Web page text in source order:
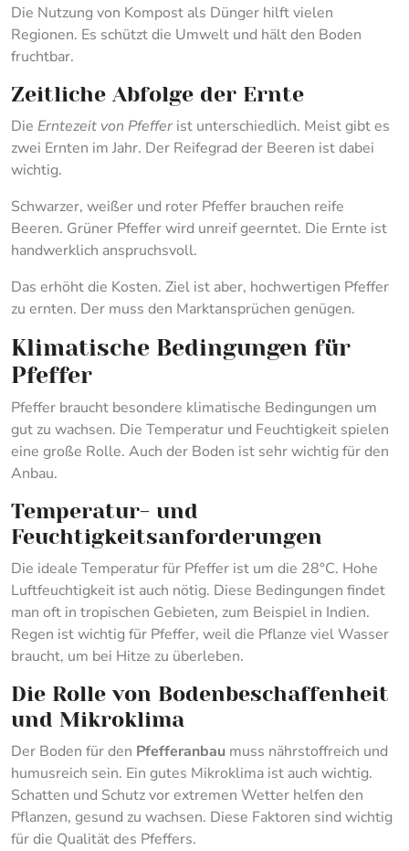
Die Nutzung von Kompost als Dünger hilft vielen
Regionen. Es schützt die Umwelt und hält den Boden
fruchtbar.
Zeitliche Abfolge der Ernte
Die Erntezeit von Pfeffer ist unterschiedlich. Meist gibt es
zwei Ernten im Jahr. Der Reifegrad der Beeren ist dabei
wichtig.
Schwarzer, weißer und roter Pfeffer brauchen reife
Beeren. Grüner Pfeffer wird unreif geerntet. Die Ernte ist
handwerklich anspruchsvoll.
Das erhöht die Kosten. Ziel ist aber, hochwertigen Pfeffer
zu ernten. Der muss den Marktansprüchen genügen.
Klimatische Bedingungen für
Pfeffer
Pfeffer braucht besondere klimatische Bedingungen um
gut zu wachsen. Die Temperatur und Feuchtigkeit spielen
eine große Rolle. Auch der Boden ist sehr wichtig für den
Anbau.
Temperatur- und
Feuchtigkeitsanforderungen
Die ideale Temperatur für Pfeffer ist um die 28°C. Hohe
Luftfeuchtigkeit ist auch nötig. Diese Bedingungen findet
man oft in tropischen Gebieten, zum Beispiel in Indien.
Regen ist wichtig für Pfeffer, weil die Pflanze viel Wasser
braucht, um bei Hitze zu überleben.
Die Rolle von Bodenbeschaffenheit
und Mikroklima
Der Boden für den Pfefferanbau muss nährstoffreich und
humusreich sein. Ein gutes Mikroklima ist auch wichtig.
Schatten und Schutz vor extremen Wetter helfen den
Pflanzen, gesund zu wachsen. Diese Faktoren sind wichtig
für die Qualität des Pfeffers.